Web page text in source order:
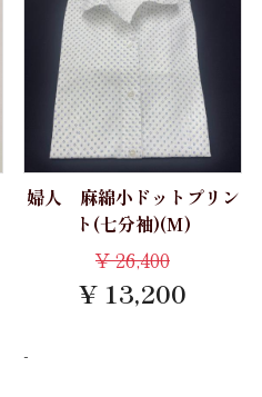
婦人 麻綿小ドットプリン
ト(七分袖)(M)
¥26,400
¥ 13,200
-